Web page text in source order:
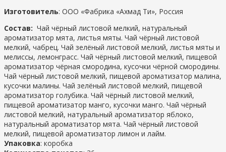
Изготовитель: ООО «Фабрика «Ахмад Ти», Россия
Состав: Чай чёрный листовой мелкий, натуральный
ароматизатор мята, листья мяты. Чай чёрный листовой
мелкий, чабрец. Чай зелёный листовой мелкий, листья мяты и
мелиссы, лемонграсс. Чай чёрный листовой мелкий, пищевой
ароматизатор чёрная смородина, кусочки чёрной смородины.
Чай чёрный листовой мелкий, пищевой ароматизатор малина,
кусочки малины. Чай зелёный листовой мелкий, пищевой
ароматизатор голубика. Чай чёрный листовой мелкий,
пищевой ароматизатор манго, кусочки манго. Чай чёрный
листовой мелкий, натуральный ароматизатор яблоко,
натуральный ароматизатор мята. Чай чёрный листовой
мелкий, пищевой ароматизатор лимон и лайм.
Упаковка: коробка